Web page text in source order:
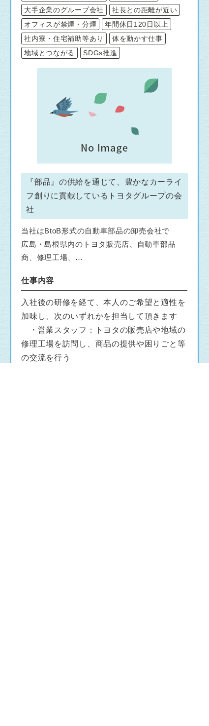
大手企業のグループ会社
社長との距離が近い
オフィスが禁煙・分煙
年間休日120日以上
社内寮・住宅補助等あり
体を動かす仕事
地域とつながる
SDGs推進
『部品』の供給を通じて、豊かなカーライ
フ創りに貢献しているトヨタグループの会
社
当社はBtoB形式の自動車部品の卸売会社で
広島・島根県内のトヨタ販売店、自動車部品
商、修理工場、
品・エンジンオイルなどの
供給を通してトヨタ車ご利用のお客様の安全で
快適なカーライフに寄与しています。
でも全然大丈夫です！
仕事内容
入社後の研修を経て、本人のご希望と適性を
加味し、次のいずれかを担当して頂きます
・営業スタッフ：トヨタの販売店や地域の
修理工場を訪問し、商品の提供や困りごと等
の交流を行う